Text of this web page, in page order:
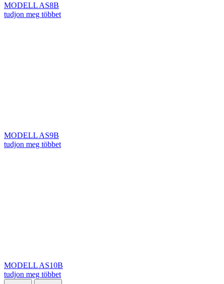
MODELL AS8B
tudjon meg többet
MODELL AS9B
tudjon meg többet
MODELL AS10B
tudjon meg többet